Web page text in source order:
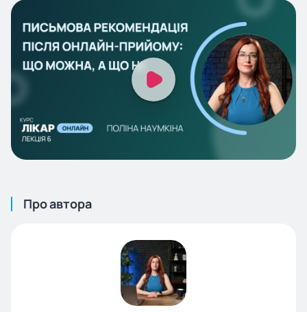
Про автора